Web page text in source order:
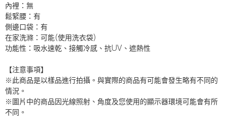
內裡：無
鬆緊腰：有
側邊口袋：有
在家洗滌：可能(使用洗衣袋)
功能性：吸水速乾、接觸冷感、抗UV、遮熱性
【注意事項】
※此商品是以樣品進行拍攝。與實際的商品有可能會發生略有不同的
情況。
※圖片中的商品因光線照射、角度及您使用的顯示器環境可能會有所
不同。